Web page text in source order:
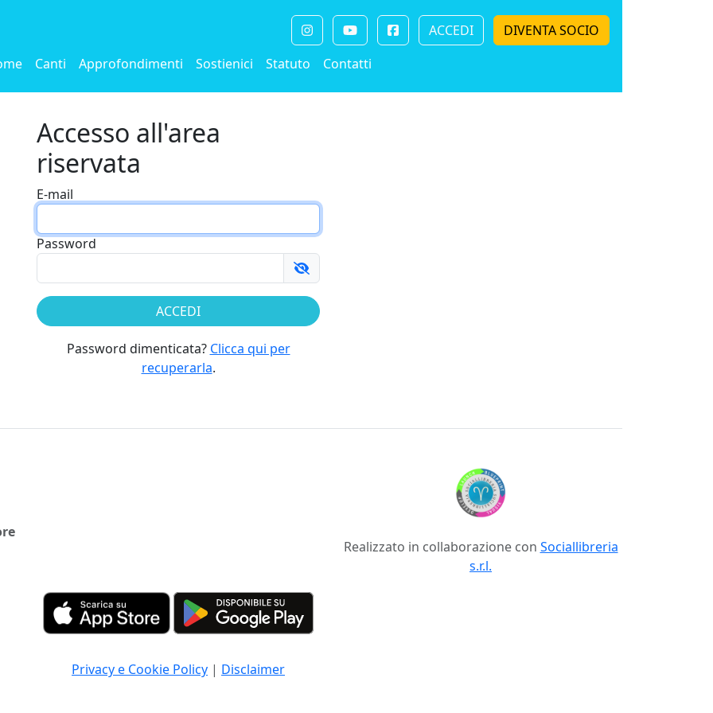
ACCEDI
DIVENTA SOCIO
Canti Approfondimenti Sostienici Statuto Contatti
Accesso all'area
riservata
E-mail
Password
Password dimenticata? Clicca qui per
recuperarla.
Realizzato in collaborazione con Sociallibreria
s.r.l.
Privacy e Cookie Policy | Disclaimer